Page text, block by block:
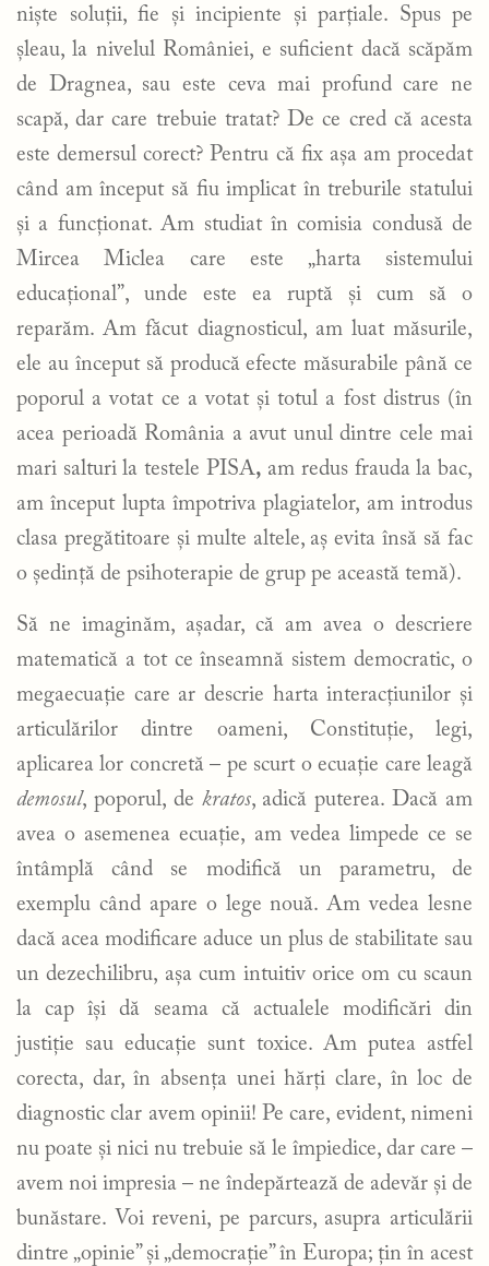
niște soluții, fie și incipiente și parțiale. Spus pe
șleau, la nivelul României, e suficient dacă scăpăm
de Dragnea, sau este ceva mai profund care ne
scapă, dar care trebuie tratat? De ce cred că acesta
este demersul corect? Pentru că fix așa am procedat
când am început să fiu implicat în treburile statului
și a funcționat. Am studiat în comisia condusă de
Mircea Miclea care este „harta sistemului
educațional”, unde este ea ruptă și cum să o
reparăm. Am făcut diagnosticul, am luat măsurile,
ele au început să producă efecte măsurabile până ce
poporul a votat ce a votat și totul a fost distrus (în
acea perioadă România a avut unul dintre cele mai
mari salturi la testele PISA, am redus frauda la bac,
am început lupta împotriva plagiatelor, am introdus
clasa pregătitoare și multe altele, aș evita însă să fac
o ședință de psihoterapie de grup pe această temă).
Să ne imaginăm, așadar, că am avea o descriere
matematică a tot ce înseamnă sistem democratic, o
megaecuație care ar descrie harta interacțiunilor și
articulărilor dintre oameni, Constituție, legi,
aplicarea lor concretă – pe scurt o ecuație care leagă
demosul, poporul, de kratos, adică puterea. Dacă am
avea o asemenea ecuație, am vedea limpede ce se
întâmplă când se modifică un parametru, de
exemplu când apare o lege nouă. Am vedea lesne
dacă acea modificare aduce un plus de stabilitate sau
un dezechilibru, așa cum intuitiv orice om cu scaun
la cap își dă seama că actualele modificări din
justiție sau educație sunt toxice. Am putea astfel
corecta, dar, în absența unei hărți clare, în loc de
diagnostic clar avem opinii! Pe care, evident, nimeni
nu poate și nici nu trebuie să le împiedice, dar care –
avem noi impresia – ne îndepărtează de adevăr și de
bunăstare. Voi reveni, pe parcurs, asupra articulării
dintre „opinie” și „democrație” în Europa; țin în acest